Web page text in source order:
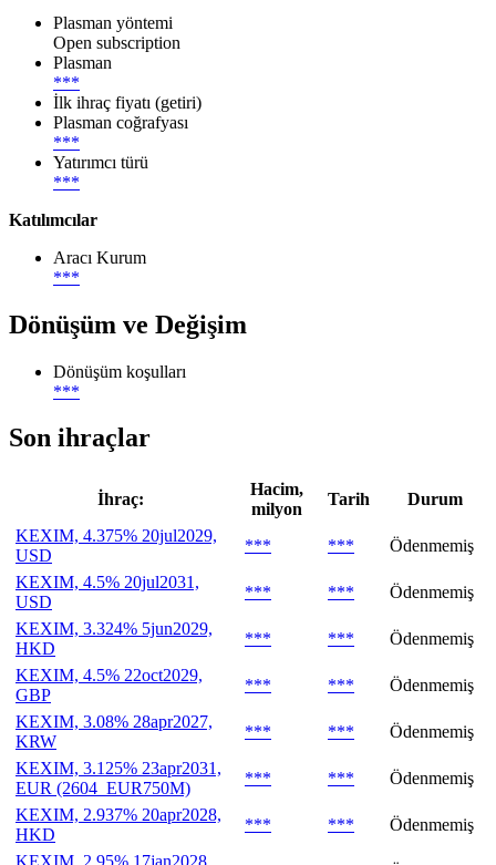
Plasman yöntemi
Open subscription
Plasman
***
İlk ihraç fiyatı (getiri)
Plasman coğrafyası
***
Yatırımcı türü
***
Katılımcılar
Aracı Kurum
***
Dönüşüm ve Değişim
Dönüşüm koşulları
***
Son ihraçlar
İhraç:
Hacim,
milyon
Tarih
Durum
KEXIM, 4.375% 20jul2029,
USD
*** ***
Ödenmemiş
KEXIM, 4.5% 20jul2031,
USD
*** ***
Ödenmemiş
KEXIM, 3.324% 5jun2029,
HKD
*** ***
Ödenmemiş
KEXIM, 4.5% 22oct2029,
GBP
*** ***
Ödenmemiş
KEXIM, 3.08% 28apr2027,
KRW
*** ***
Ödenmemiş
KEXIM, 3.125% 23apr2031,
EUR (2604_EUR750M)
*** ***
Ödenmemiş
KEXIM, 2.937% 20apr2028,
HKD
*** ***
Ödenmemiş